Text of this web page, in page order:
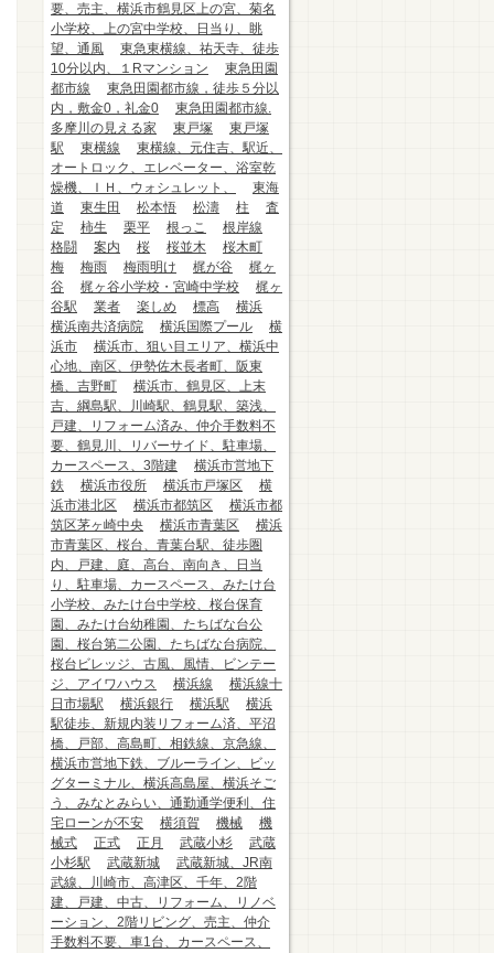
要、売主、横浜市鶴見区上の宮、菊名
小学校、上の宮中学校、日当り、眺
望、通風
東急東横線、祐天寺、徒歩
10分以内、１Rマンション
東急田園
都市線
東急田園都市線，徒歩５分以
内，敷金0，礼金0
東急田園都市線.
多摩川の見える家
東戸塚
東戸塚
駅
東横線
東横線、元住吉、駅近、
オートロック、エレベーター、浴室乾
燥機、ＩＨ、ウォシュレット、
東海
道
東生田 松本悟 松濤 柱
査
定
柿生 栗平 根っこ
根岸線
格闘
案内 桜 桜並木
桜木町
梅
梅雨 梅雨明け 梶が谷
梶ヶ
谷
梶ヶ谷小学校・宮崎中学校
梶ヶ
谷駅
業者 楽しめ 標高
横浜
横浜南共済病院
横浜国際プール
横
浜市
横浜市、狙い目エリア、横浜中
心地、南区、伊勢佐木長者町、阪東
橋、吉野町
横浜市、鶴見区、上末
吉、綱島駅、川崎駅、鶴見駅、築浅、
戸建、リフォーム済み、仲介手数料不
要、鶴見川、リバーサイド、駐車場、
カースペース、3階建
横浜市営地下
鉄
横浜市役所 横浜市戸塚区
横
浜市港北区
横浜市都筑区
横浜市都
筑区茅ヶ崎中央
横浜市青葉区
横浜
市青葉区、桜台、青葉台駅、徒歩圏
内、戸建、庭、高台、南向き、日当
り、駐車場、カースペース、みたけ台
小学校、みたけ台中学校、桜台保育
園、みたけ台幼稚園、たちばな台公
園、桜台第二公園、たちばな台病院、
桜台ビレッジ、古風、風情、ビンテー
ジ、アイワハウス
横浜線
横浜線十
日市場駅
横浜銀行 横浜駅
横浜
駅徒歩、新規内装リフォーム済、平沼
橋、戸部、高島町、相鉄線、京急線、
横浜市営地下鉄、ブルーライン、ビッ
グターミナル、横浜高島屋、横浜そご
う、みなとみらい、通勤通学便利、住
宅ローンが不安
横須賀 機械
機
械式
正式 正月 武蔵小杉
武蔵
小杉駅
武蔵新城
武蔵新城、JR南
武線、川崎市、高津区、千年、2階
建、戸建、中古、リフォーム、リノベ
ーション、2階リビング、売主、仲介
手数料不要、車1台、カースペース、